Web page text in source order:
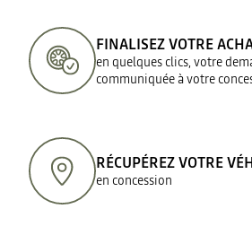
FINALISEZ VOTRE
en quelques clics, votre
communiquée à votre
RÉCUPÉREZ VOTRE
en concession